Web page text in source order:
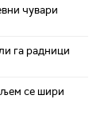
чувари
га радници
се шири